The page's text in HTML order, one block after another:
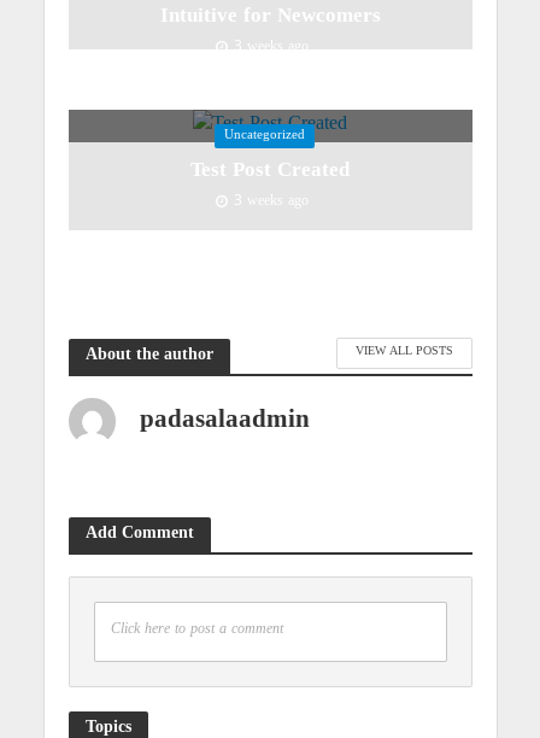
Intuitive for Newcomers
3 weeks ago
Uncategorized
Test Post Created
3 weeks ago
About the author VIEW ALL POSTS
padasalaadmin
Add Comment
Click here to post a comment
Topics